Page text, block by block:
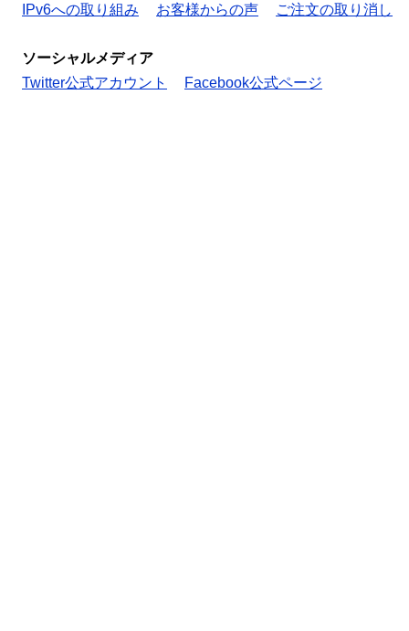
IPv6への取り組み
お客様からの声 ご注文の取り消し
ソーシャルメディア
Twitter公式アカウント
Facebook公式ページ